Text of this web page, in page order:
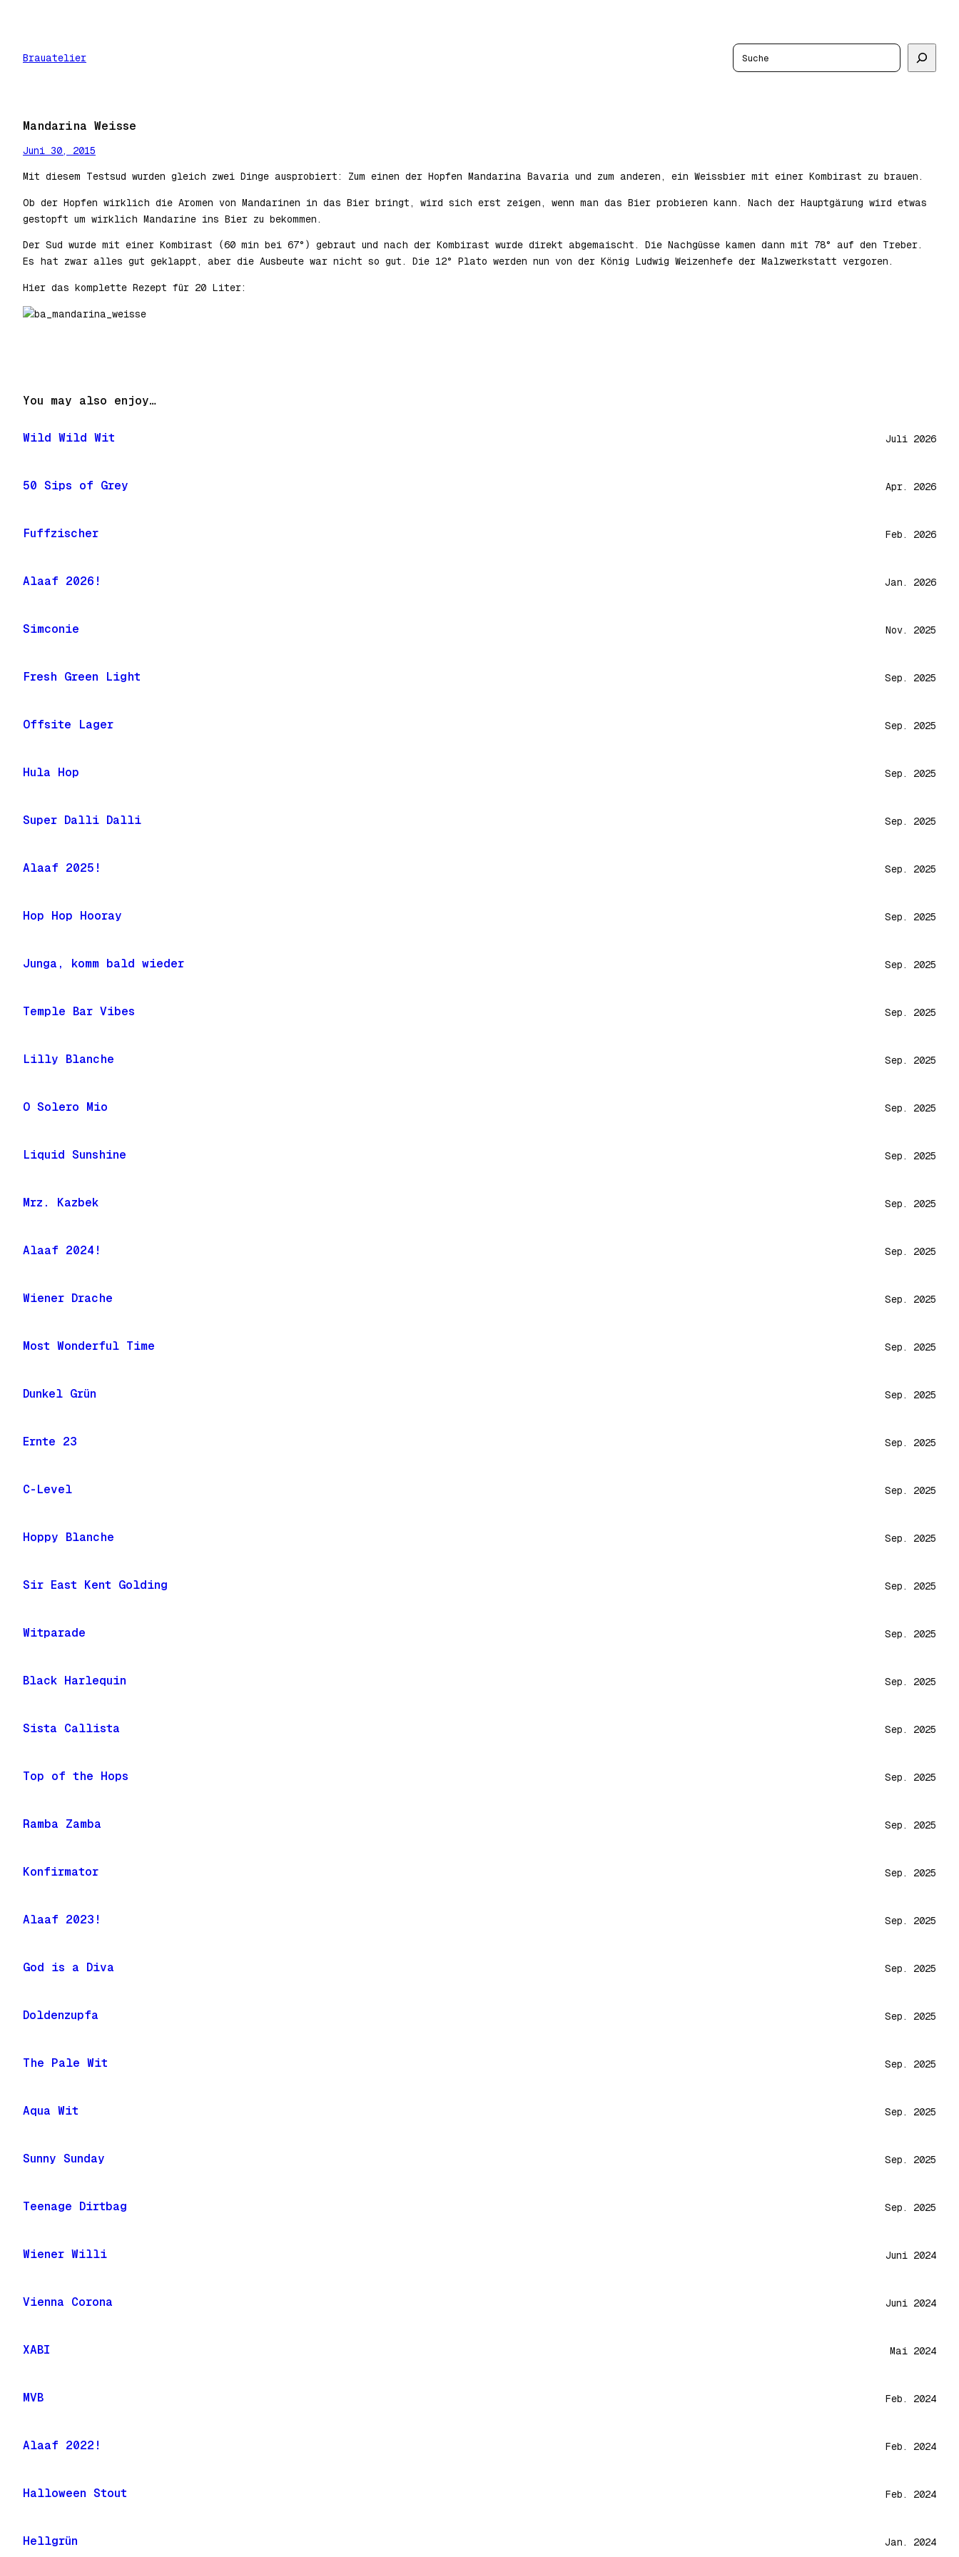
Brauatelier
Suchen
Mandarina Weisse
Juni 30, 2015
Mit diesem Testsud wurden gleich zwei Dinge ausprobiert: Zum einen der Hopfen Mandarina Bavaria und zum anderen, ein Weissbier mit einer Kombirast zu brauen.
Ob der Hopfen wirklich die Aromen von Mandarinen in das Bier bringt, wird sich erst zeigen, wenn man das Bier probieren kann. Nach der Hauptgärung wird etwas
gestopft um wirklich Mandarine ins Bier zu bekommen.
Der Sud wurde mit einer Kombirast (60 min bei 67°) gebraut und nach der Kombirast wurde direkt abgemaischt. Die Nachgüsse kamen dann mit 78° auf den Treber.
Es hat zwar alles gut geklappt, aber die Ausbeute war nicht so gut. Die 12° Plato werden nun von der König Ludwig Weizenhefe der Malzwerkstatt vergoren.
Hier das komplette Rezept für 20 Liter:
You may also enjoy…
Wild Wild Wit Juli 2026
50 Sips of Grey Apr. 2026
Fuffzischer Feb. 2026
Alaaf 2026! Jan. 2026
Simconie Nov. 2025
Fresh Green Light Sep. 2025
Offsite Lager Sep. 2025
Hula Hop Sep. 2025
Super Dalli Dalli Sep. 2025
Alaaf 2025! Sep. 2025
Hop Hop Hooray Sep. 2025
Junga, komm bald wieder Sep. 2025
Temple Bar Vibes Sep. 2025
Lilly Blanche Sep. 2025
O Solero Mio Sep. 2025
Liquid Sunshine Sep. 2025
Mrz. Kazbek Sep. 2025
Alaaf 2024! Sep. 2025
Wiener Drache Sep. 2025
Most Wonderful Time Sep. 2025
Dunkel Grün Sep. 2025
Ernte 23 Sep. 2025
C-Level Sep. 2025
Hoppy Blanche Sep. 2025
Sir East Kent Golding Sep. 2025
Witparade Sep. 2025
Black Harlequin Sep. 2025
Sista Callista Sep. 2025
Top of the Hops Sep. 2025
Ramba Zamba Sep. 2025
Konfirmator Sep. 2025
Alaaf 2023! Sep. 2025
God is a Diva Sep. 2025
Doldenzupfa Sep. 2025
The Pale Wit Sep. 2025
Aqua Wit Sep. 2025
Sunny Sunday Sep. 2025
Teenage Dirtbag Sep. 2025
Wiener Willi Juni 2024
Vienna Corona Juni 2024
XABI Mai 2024
MVB Feb. 2024
Alaaf 2022! Feb. 2024
Halloween Stout Feb. 2024
Hellgrün Jan. 2024